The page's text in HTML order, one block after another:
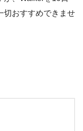
切おすすめできませ